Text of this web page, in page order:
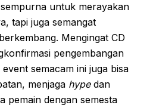
untuk merayakan
tapi juga semangat
Mengingat CD
pengembangan
event semacam ini juga bisa
menjaga hypedan
pemain dengan semesta